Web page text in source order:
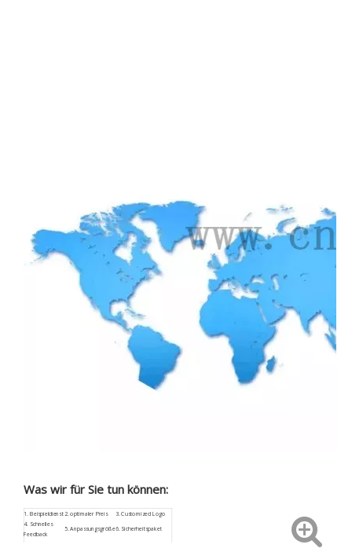
Was wir für Sie tun können:
1. Beispieldienst 2. optimaler Preis 3.Customized Logo
4. Schnelles
Feedback
5. Anpassungsgröße6. Sicherheitspaket